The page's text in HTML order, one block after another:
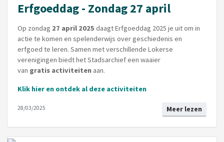
Erfgoeddag - Zondag 27 april
Op zondag 27 april 2025 daagt Erfgoeddag 2025 je uit om in
actie te komen en spelenderwijs over geschiedenis en
erfgoed te leren. Samen met verschillende Lokerse
verenigingen biedt het Stadsarchief een waaier
van gratis activiteiten aan.
Klik hier en ontdek al deze activiteiten
Meer lezen
28/03/2025